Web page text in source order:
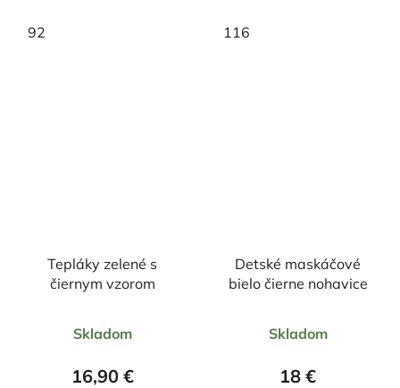
92 116
Tepláky zelené s
čiernym vzorom
hodnotenie
produktu
Skladom
16,90 €
Detské maskáčové
bielo čierne nohavice
hodnotenie
produktu
Skladom
18 €